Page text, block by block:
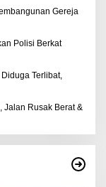
Gereja
Polisi Berkat
Terlibat,
Jalan Rusak Berat &